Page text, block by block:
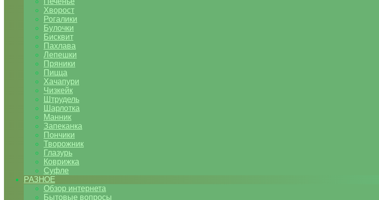
Хворост
Рогалики
Булочки
Бисквит
Пахлава
Лепешки
Пряники
Пицца
Хачапури
Чизкейк
Штрудель
Шарлотка
Манник
Запеканка
Пончики
Творожник
Глазурь
Коврижка
Суфле
РАЗНОЕ
Обзор интернета
Бытовые вопросы